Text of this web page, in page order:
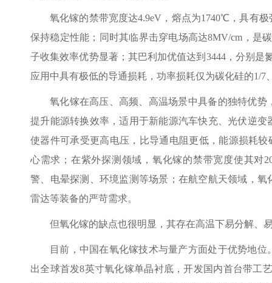
氧化镓的禁带宽度达4.9eV，熔点为1740℃，具有
保持稳定性能；同时其临界击穿电场高达8MV/cm，是
子收集效率优势显著；其巴利加优值达到3444，分别
应用中具有极低的导通损耗，功率损耗仅为碳化硅的1/
氧化镓在高压、高频、高温场景中具备的独特优
提升能源转换效率，适用于新能源汽车快充、光伏逆
使器件可承受更高电压，比导通电阻更低，能源损耗
心需求；在紫外探测领域，氧化镓的禁带宽度使其对
警、电晕探测、环境监测等场景；在航空航天领域，
雷达等装备的严苛需求。
但氧化镓的缺点也很明显，其存在高温下易分解、
目前，中国在氧化镓技术与量产方面处于优势地
出全球首发8英寸氧化镓单晶衬底，开发国内首台带工